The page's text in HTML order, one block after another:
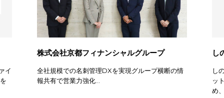
イ
株式会社京都フィナンシャルグループ
全社規模での名刺管理DXを実現グループ横断の情
報共有で営業力強化...
し
し
ッ
め